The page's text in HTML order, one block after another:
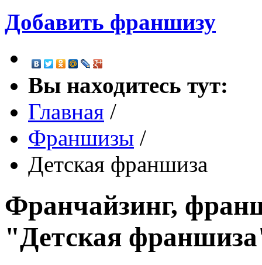
Добавить франшизу
Вы находитесь тут:
Главная /
Франшизы /
Детская франшиза
Франчайзинг,
"Детская